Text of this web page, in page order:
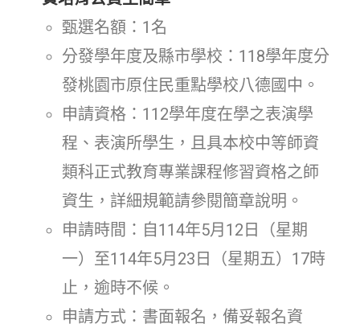
甄選名額：1名
分發學年度及縣市學校：118學年度分
發桃園市原住民重點學校八德國中。
申請資格：112學年度在學之表演學
程、表演所學生，且具本校中等師資
類科正式教育專業課程修習資格之師
資生，詳細規範請參閱簡章說明。
申請時間：自114年5月12日（星期
一）至114年5月23日（星期五）17時
止，逾時不候。
申請方式：書面報名，備妥報名資